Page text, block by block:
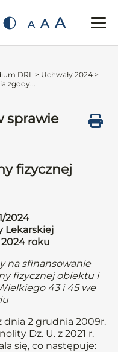
A A A
DRL > Uchwały 2024 >
zgody...
sprawie
fizycznej
2024
Lekarskiej
2024 roku
na sfinansowanie
fizycznej obiektu i
43 i 45 we
dnia 2 grudnia 2009r.
Dz. U. z 2021 r.
się, co następuje: